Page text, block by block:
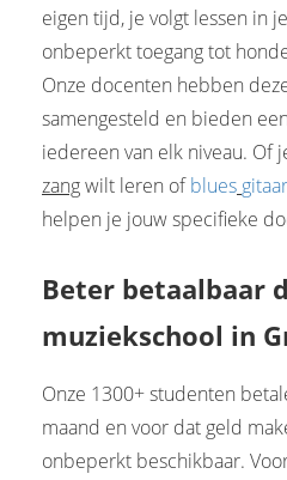
eigen tijd, je volgt lessen in
onbeperkt toegang tot
Onze docenten hebben
samengesteld en bieden
iedereen van elk niveau. Of
zangwilt leren ofblues gitaar
helpen je jouw specifieke
Beter betaalbaar
muziekschool in
Onze 1300+ studenten
maand en voor dat geld
onbeperkt beschikbaar.